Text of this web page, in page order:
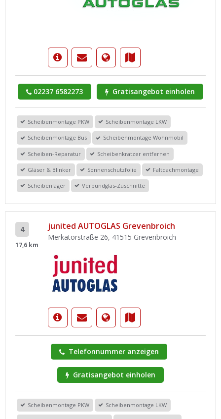
02237 6582273 Gratisangebot einholen
Scheibenmontage PKW Scheibenmontage LKW
Scheibenmontage Bus Scheibenmontage Wohnmobil
Scheiben-Reparatur Scheibenkratzer entfernen
Gläser & Blinker Sonnenschutzfolie Faltdachmontage
Scheibenlager Verbundglas-Zuschnitte
4
17,6 km
junited AUTOGLAS Grevenbroich
Merkatorstraße 26, 41515 Grevenbroich
Telefonnummer anzeigen
Gratisangebot einholen
Scheibenmontage PKW Scheibenmontage LKW